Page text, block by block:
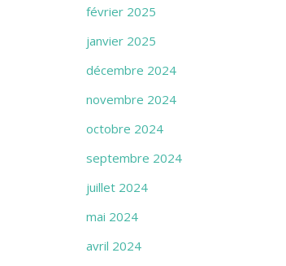
février 2025
janvier 2025
décembre 2024
novembre 2024
octobre 2024
septembre 2024
juillet 2024
mai 2024
avril 2024